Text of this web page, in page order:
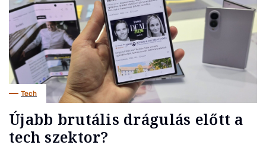
Tech
Újabb brutális drágulás előtt a
tech szektor?